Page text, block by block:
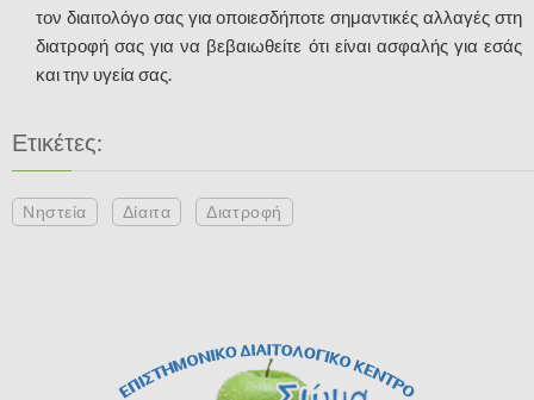
τον διαιτολόγο σας για οποιεσδήποτε σημαντικές αλλαγές στη
διατροφή σας για να βεβαιωθείτε ότι είναι ασφαλής για εσάς
και την υγεία σας.
Ετικέτες:
Νηστεία Δίαιτα Διατροφή